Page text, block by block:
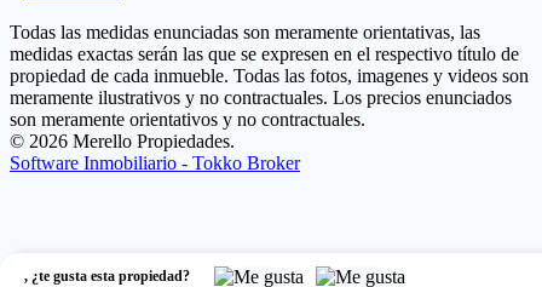
, ¿te gusta esta propiedad?
Todas las medidas enunciadas son meramente orientativas, las
medidas exactas serán las que se expresen en el respectivo título de
propiedad de cada inmueble. Todas las fotos, imagenes y videos son
meramente ilustrativos y no contractuales. Los precios enunciados
son meramente orientativos y no contractuales.
© 2026 Merello Propiedades.
Software Inmobiliario - Tokko Broker